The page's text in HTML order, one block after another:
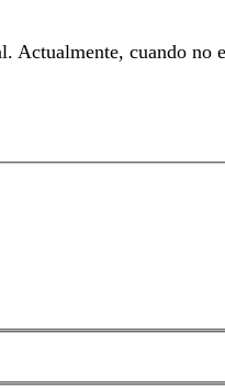
Actualmente, cuando no